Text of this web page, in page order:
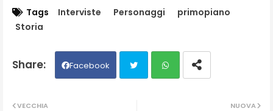
Tags Interviste Personaggi
primopiano
Storia
Facebook
NUOVA
VECCHIA